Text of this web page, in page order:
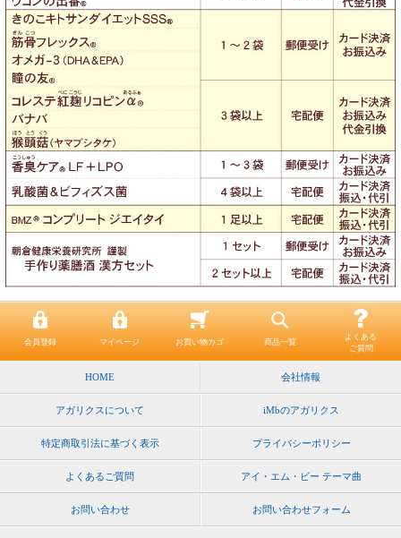
会員登録 マイページ お買い物カゴ 商品一覧
よくある
ご質問
HOME 会社情報
アガリクスについて iMbのアガリクス
特定商取引法に基づく表示 プライバシーポリシー
よくあるご質問 アイ・エム・ビー テーマ曲
お問い合わせ お問い合わせフォーム